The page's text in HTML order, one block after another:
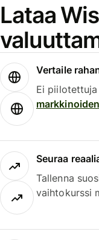
Lataa
Vertaile
Ei piilotettuja
Seuraa
Tallenna
vaihtokurssi